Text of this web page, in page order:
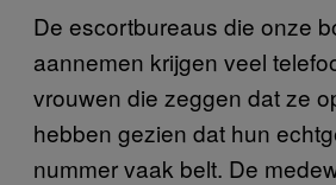
De escortbureaus die onze
aannemen krijgen veel
vrouwen die zeggen dat ze
hebben gezien dat hun
nummer vaak belt. De